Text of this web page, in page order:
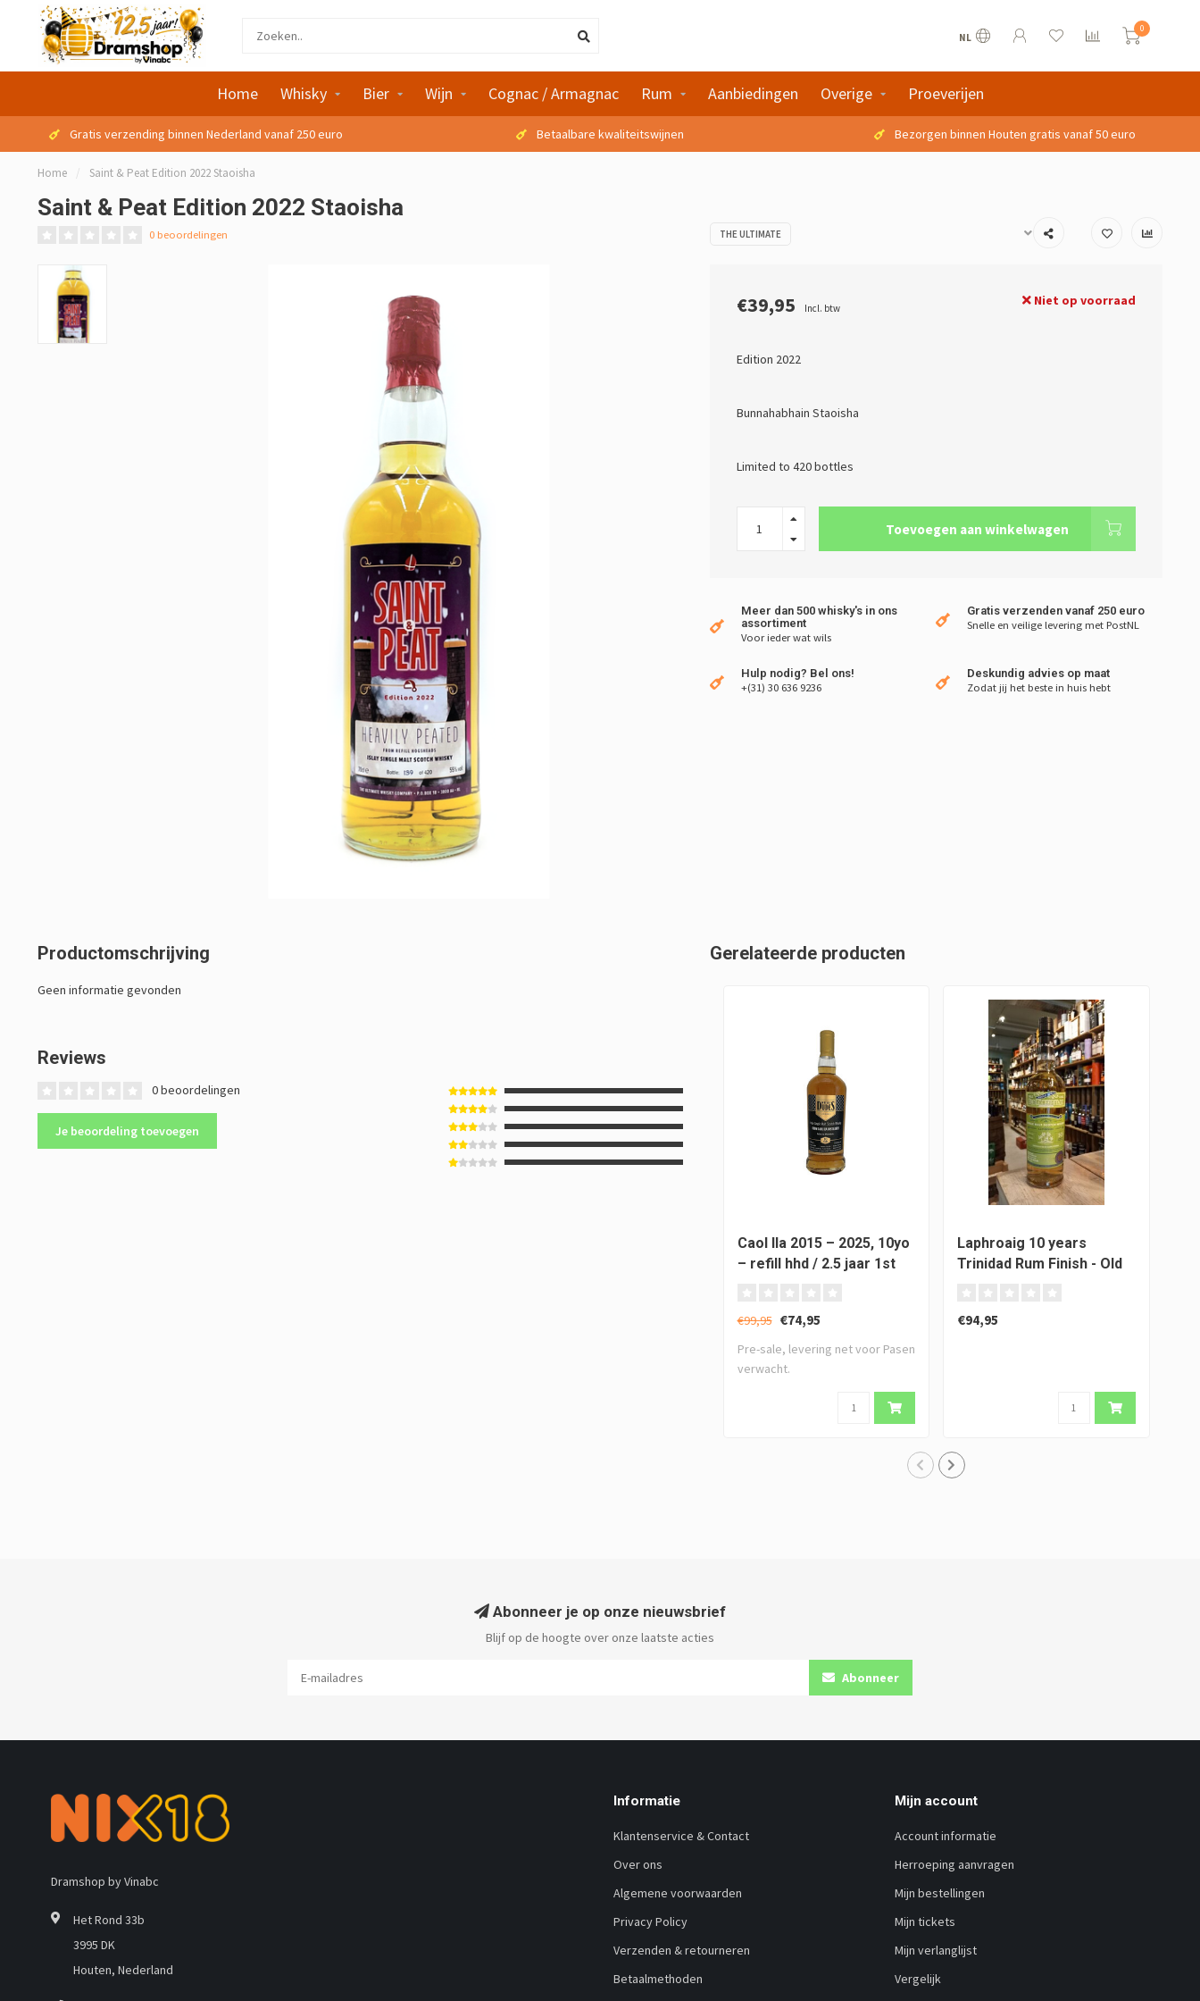
NL
0
Home Whisky Bier Wijn Cognac / Armagnac Rum Aanbiedingen Overige Proeverijen
Gratis verzending binnen Nederland vanaf 250 euro Betaalbare kwaliteitswijnen Bezorgen binnen Houten gratis vanaf 50 euro
Home / Saint & Peat Edition 2022 Staoisha
Saint & Peat Edition 2022 Staoisha
0 beoordelingen THE ULTIMATE
€39,95 Incl. btw Niet op voorraad
Edition 2022
Bunnahabhain Staoisha
Limited to 420 bottles
Toevoegen aan winkelwagen
Meer dan 500 whisky's in ons
assortiment
Voor ieder wat wils
Gratis verzenden vanaf 250 euro
Snelle en veilige levering met PostNL
Hulp nodig? Bel ons!
+(31) 30 636 9236
Deskundig advies op maat
Zodat jij het beste in huis hebt
Productomschrijving
Geen informatie gevonden
Reviews
0 beoordelingen
Je beoordeling toevoegen
Gerelateerde producten
Caol Ila 2015 – 2025, 10yo
– refill hhd / 2.5 jaar 1st
€99,95 €74,95
Pre-sale, levering net voor Pasen
verwacht.
Laphroaig 10 years
Trinidad Rum Finish - Old
€94,95
Abonneer je op onze nieuwsbrief
Blijf op de hoogte over onze laatste acties
Abonneer
Dramshop by Vinabc
Het Rond 33b
3995 DK
Houten, Nederland
Informatie
Klantenservice & Contact
Over ons
Algemene voorwaarden
Privacy Policy
Verzenden & retourneren
Betaalmethoden
Mijn account
Account informatie
Herroeping aanvragen
Mijn bestellingen
Mijn tickets
Mijn verlanglijst
Vergelijk